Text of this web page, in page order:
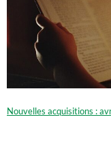
Nouvelles acquisitions :